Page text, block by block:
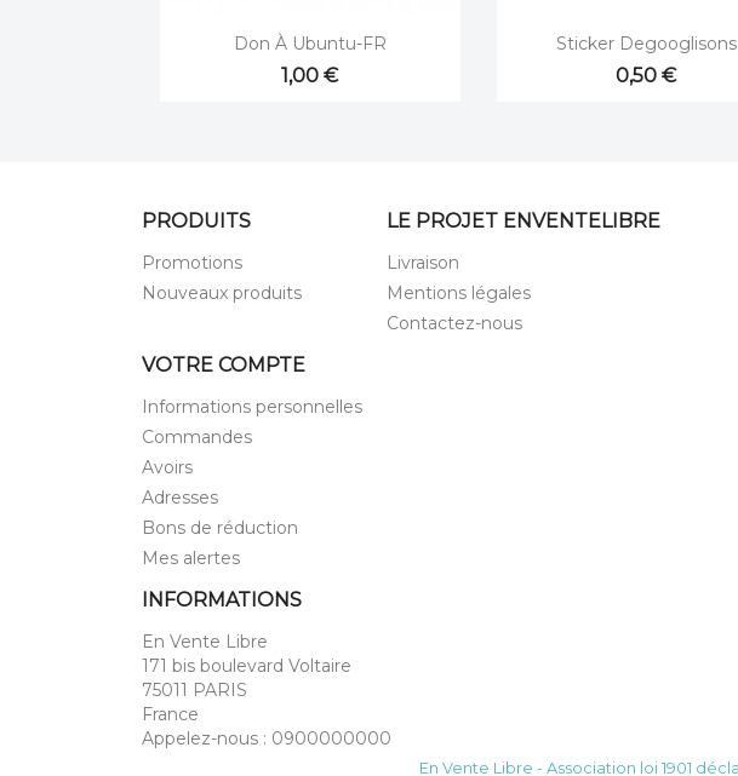
Aperçu rapide
Don À Ubuntu-FR
1,00 €
Aperçu rapide
Sticker Degooglisons
0,50 €
PRODUITS
Promotions
Nouveaux produits
LE PROJET ENVENTELIBRE
Livraison
Mentions légales
Contactez-nous
VOTRE COMPTE
Informations personnelles
Commandes
Avoirs
Adresses
Bons de réduction
Mes alertes
INFORMATIONS
En Vente Libre
171 bis boulevard Voltaire
75011 PARIS
France
Appelez-nous : 0900000000